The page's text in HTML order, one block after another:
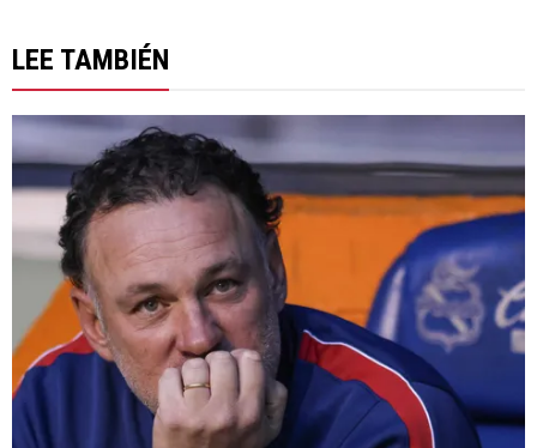
LEE TAMBIÉN